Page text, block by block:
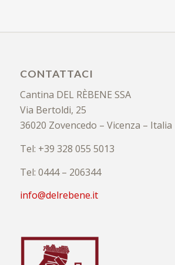
CONTATTACI
Cantina DEL RÈBENE SSA
Via Bertoldi, 25
36020 Zovencedo – Vicenza – Italia
Tel: +39 328 055 5013
Tel: 0444 – 206344
info@delrebene.it